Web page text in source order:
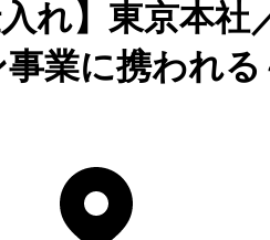
入れ】東京本
業に携われる